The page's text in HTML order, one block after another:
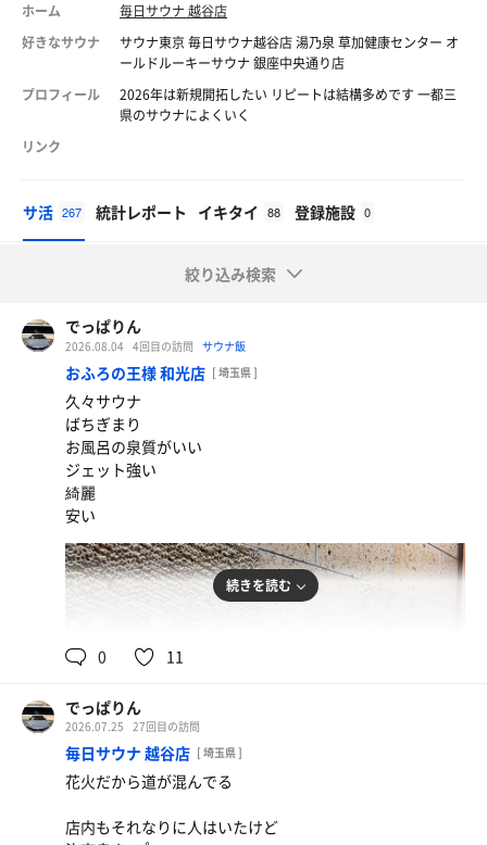
ホーム
毎日サウナ 越谷店
好きなサウナ
サウナ東京 毎日サウナ越谷店 湯乃泉 草加健康センター オ
ールドルーキーサウナ 銀座中央通り店
プロフィール
2026年は新規開拓したい リピートは結構多めです 一都三
県のサウナによくいく
リンク
サ活 267 統計レポート イキタイ 88 登録施設 0
絞り込み検索
でっぱりん
2026.08.04 4回目の訪問 サウナ飯
おふろの王様 和光店 [ 埼玉県 ]
久々サウナ
ばちぎまり
お風呂の泉質がいい
ジェット強い
綺麗
安い
続きを読む
0 11
でっぱりん
2026.07.25 27回目の訪問
毎日サウナ 越谷店 [ 埼玉県 ]
花火だから道が混んでる
店内もそれなりに人はいたけど